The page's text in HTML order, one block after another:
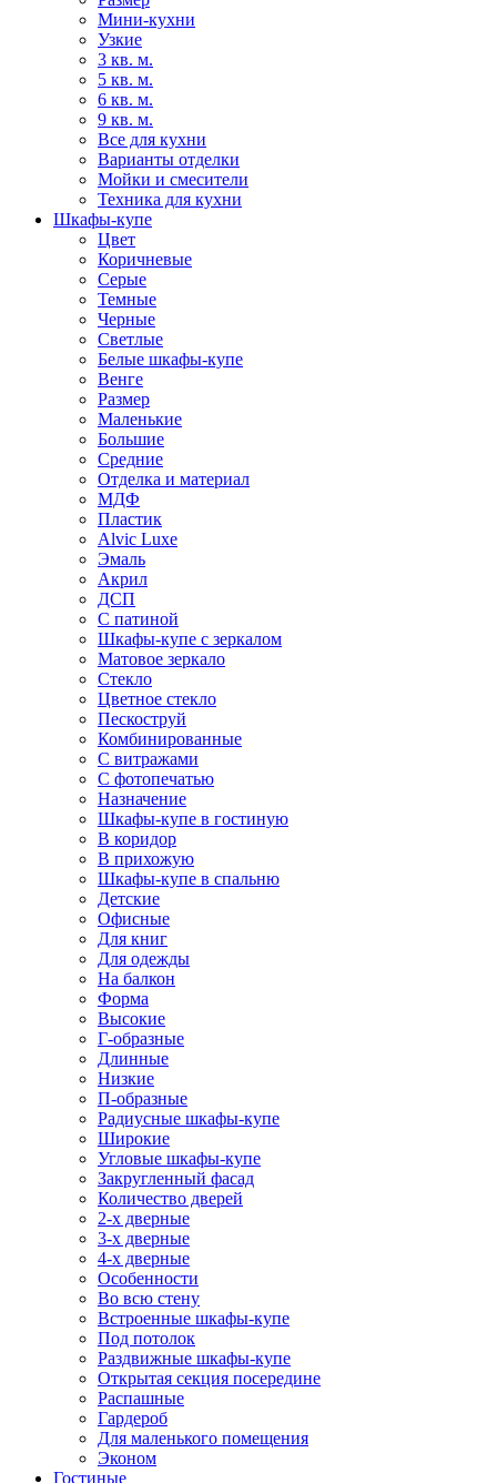
Мини-кухни
Узкие
3 кв. м.
5 кв. м.
6 кв. м.
9 кв. м.
Все для кухни
Варианты отделки
Мойки и смесители
Техника для кухни
Шкафы-купе
Цвет
Коричневые
Серые
Темные
Черные
Светлые
Белые шкафы-купе
Венге
Размер
Маленькие
Большие
Средние
Отделка и материал
МДФ
Пластик
Alvic Luxe
Эмаль
Акрил
ДСП
С патиной
Шкафы-купе с зеркалом
Матовое зеркало
Стекло
Цветное стекло
Пескоструй
Комбинированные
С витражами
С фотопечатью
Назначение
Шкафы-купе в гостиную
В коридор
В прихожую
Шкафы-купе в спальню
Детские
Офисные
Для книг
Для одежды
На балкон
Форма
Высокие
Г-образные
Длинные
Низкие
П-образные
Радиусные шкафы-купе
Широкие
Угловые шкафы-купе
Закругленный фасад
Количество дверей
2-х дверные
3-х дверные
4-х дверные
Особенности
Во всю стену
Встроенные шкафы-купе
Под потолок
Раздвижные шкафы-купе
Открытая секция посередине
Распашные
Гардероб
Для маленького помещения
Эконом
Гостиные